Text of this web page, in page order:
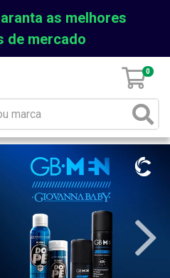
as melhores
de mercado
0